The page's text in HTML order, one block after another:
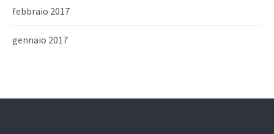
febbraio 2017
gennaio 2017